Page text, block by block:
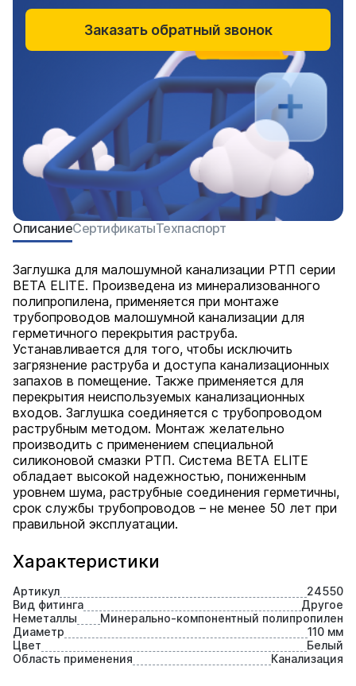
Характеристики
Артикул
24550
Вид фитинга
Другое
Неметаллы
Минерально-компонентный полипропилен
Диаметр
110 мм
Цвет
Белый
Область применения
Канализация
ОписаниеСертификатыТехпаспорт
Заглушка для малошумной канализации РТП серии
BETA ELITE. Произведена из минерализованного
полипропилена, применяется при монтаже
трубопроводов малошумной канализации для
герметичного перекрытия раструба.
Устанавливается для того, чтобы исключить
загрязнение раструба и доступа канализационных
запахов в помещение. Также применяется для
перекрытия неиспользуемых канализационных
входов. Заглушка соединяется с трубопроводом
раструбным методом. Монтаж желательно
производить с применением специальной
силиконовой смазки РТП. Система BETA ELITE
обладает высокой надежностью, пониженным
уровнем шума, раструбные соединения герметичны,
срок службы трубопроводов – не менее 50 лет при
правильной эксплуатации.
Заказать обратный звонок